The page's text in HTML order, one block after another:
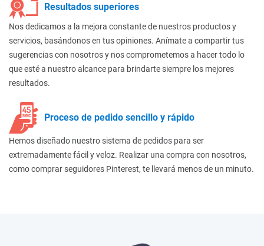
Resultados superiores
Nos dedicamos a la mejora constante de nuestros productos y
servicios, basándonos en tus opiniones. Anímate a compartir tus
sugerencias con nosotros y nos comprometemos a hacer todo lo
que esté a nuestro alcance para brindarte siempre los mejores
resultados.
Proceso de pedido sencillo y rápido
Hemos diseñado nuestro sistema de pedidos para ser
extremadamente fácil y veloz. Realizar una compra con nosotros,
como comprar seguidores Pinterest, te llevará menos de un minuto.